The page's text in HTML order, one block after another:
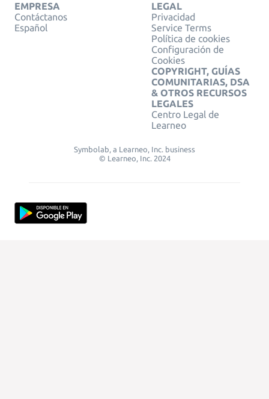
EMPRESA
Contáctanos
Español
LEGAL
Privacidad
Service Terms
Política de cookies
Configuración de
Cookies
COPYRIGHT, GUÍAS
COMUNITARIAS, DSA
& OTROS RECURSOS
LEGALES
Centro Legal de
Learneo
Symbolab, a Learneo, Inc. business
© Learneo, Inc. 2024